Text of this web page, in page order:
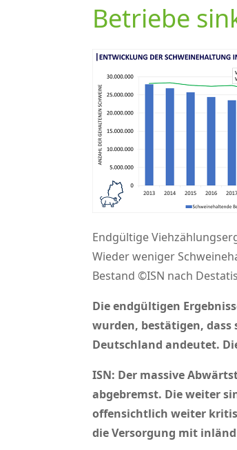
Betriebe
Endgültige
Wieder weniger
Bestand ©ISN nach Destatis
Die endgültigen
wurden, bestätigen, dass
Deutschland andeutet.
ISN: Der massive
abgebremst. Die weiter
offensichtlich weiter
die Versorgung mit